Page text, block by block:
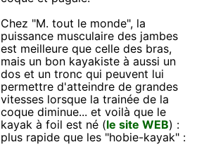
Chez "M. tout le monde", la
puissance musculaire des jambes
est meilleure que celle des bras,
mais un bon kayakiste à aussi un
dos et un tronc qui peuvent lui
permettre d'atteindre de grandes
vitesses lorsque la trainée de la
coque diminue... et voilà que le
kayak à foil est né (le site WEB) :
plus rapide que les "hobie-kayak" :